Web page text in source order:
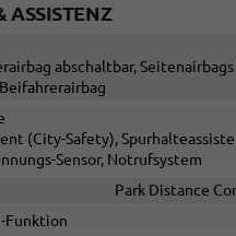
ASSISTENZ
abschaltbar, Seitenairbags
(City-Safety),
Sensor, Notrufsystem
Park Distance
Funktion